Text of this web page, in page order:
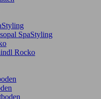
SpaStyling
Rocko